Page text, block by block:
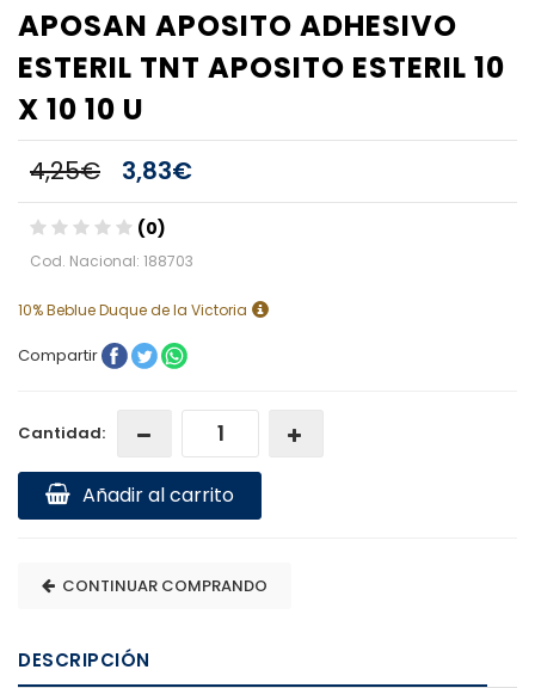
APOSAN APOSITO ADHESIVO
ESTERIL TNT APOSITO ESTERIL 10
X 10 10 U
4,25€ 3,83€
(0)
Cod. Nacional: 188703
10% Beblue Duque de la Victoria
Compartir
Cantidad:
Añadir al carrito
CONTINUAR COMPRANDO
DESCRIPCIÓN